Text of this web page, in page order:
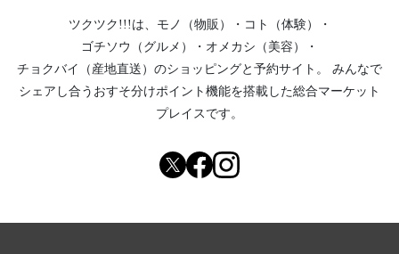
ツクツク!!!は、 モノ（物販） ・ コト（体験）
・
ゴチソウ（グルメ）
・ オメカシ（美容）
・
チョクバイ（産地直送） のショッピングと予約サイト。
みんなで
シェアし合う おすそ分けポイント機能を搭載した総合マーケット
プレイスです。